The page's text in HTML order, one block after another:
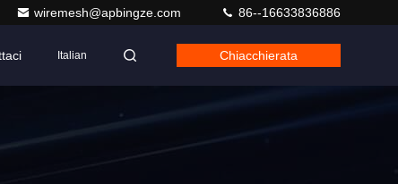
wiremesh@apbingze.com 86--16633836886
Italian Chiacchierata